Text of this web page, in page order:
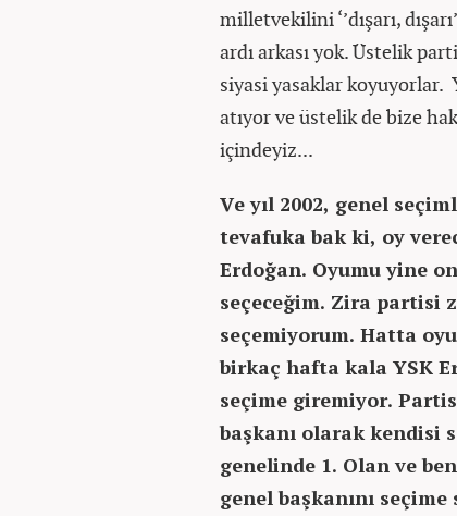
milletvekilini ‘’dışarı,
ardı arkası yok. Üstelik
siyasi yasaklar koyuyorlar.
atıyor ve üstelik de bize
içindeyiz...
Ve yıl 2002, genel
tevafuka bak ki, oy
Erdoğan. Oyumu yine
seçeceğim. Zira partisi
seçemiyorum. Hatta
birkaç hafta kala YSK
seçime giremiyor.
başkanı olarak kendisi
genelinde 1. Olan ve
genel başkanını